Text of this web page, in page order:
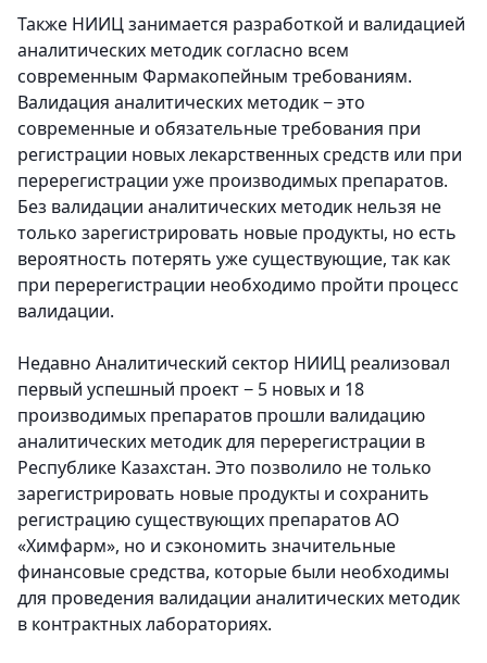
Также НИИЦ занимается разработкой и валидацией
аналитических методик согласно всем
современным Фармакопейным требованиям.
Валидация аналитических методик − это
современные и обязательные требования при
регистрации новых лекарственных средств или при
перерегистрации уже производимых препаратов.
Без валидации аналитических методик нельзя не
только зарегистрировать новые продукты, но есть
вероятность потерять уже существующие, так как
при перерегистрации необходимо пройти процесс
валидации.
Недавно Аналитический сектор НИИЦ реализовал
первый успешный проект − 5 новых и 18
производимых препаратов прошли валидацию
аналитических методик для перерегистрации в
Республике Казахстан. Это позволило не только
зарегистрировать новые продукты и сохранить
регистрацию существующих препаратов АО
«Химфарм», но и сэкономить значительные
финансовые средства, которые были необходимы
для проведения валидации аналитических методик
в контрактных лабораториях.